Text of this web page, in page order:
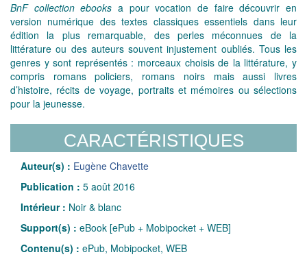
BnF collection ebooks a pour vocation de faire découvrir en
version numérique des textes classiques essentiels dans leur
édition la plus remarquable, des perles méconnues de la
littérature ou des auteurs souvent injustement oubliés. Tous les
genres y sont représentés : morceaux choisis de la littérature, y
compris romans policiers, romans noirs mais aussi livres
d’histoire, récits de voyage, portraits et mémoires ou sélections
pour la jeunesse.
CARACTÉRISTIQUES
Auteur(s) : Eugène Chavette
Publication : 5 août 2016
Intérieur : Noir & blanc
Support(s) : eBook [ePub + Mobipocket + WEB]
Contenu(s) : ePub, Mobipocket, WEB